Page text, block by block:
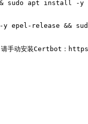
sudo apt install -y
epel-release &&
手动安装Certbot：